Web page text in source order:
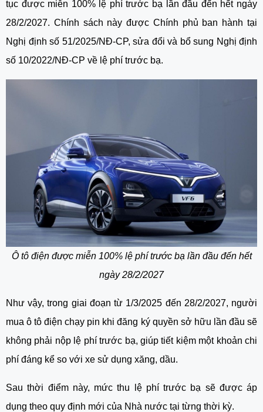
tục được miễn 100% lệ phí trước bạ lần đầu đến hết ngày
28/2/2027. Chính sách này được Chính phủ ban hành tại
Nghị định số 51/2025/NĐ-CP, sửa đổi và bổ sung Nghị định
số 10/2022/NĐ-CP về lệ phí trước bạ.
Ô tô điện được miễn 100% lệ phí trước bạ lần đầu đến hết
ngày 28/2/2027
Như vậy, trong giai đoạn từ 1/3/2025 đến 28/2/2027, người
mua ô tô điện chạy pin khi đăng ký quyền sở hữu lần đầu sẽ
không phải nộp lệ phí trước bạ, giúp tiết kiệm một khoản chi
phí đáng kể so với xe sử dụng xăng, dầu.
Sau thời điểm này, mức thu lệ phí trước bạ sẽ được áp
dụng theo quy định mới của Nhà nước tại từng thời kỳ.